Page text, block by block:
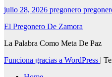
julio 28, 2026 pregonero
El Pregonero De Zamora
La Palabra Como Meta De Paz
Funciona gracias a WordPress |